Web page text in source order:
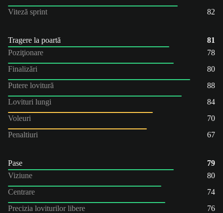
Viteză sprint
82
Tragere la poartă
81
Poziţionare
78
Finalizări
80
Putere lovitură
88
Lovituri lungi
84
Voleuri
70
Penaltiuri
67
Pase
79
Viziune
80
Centrare
74
Precizia loviturilor libere
76